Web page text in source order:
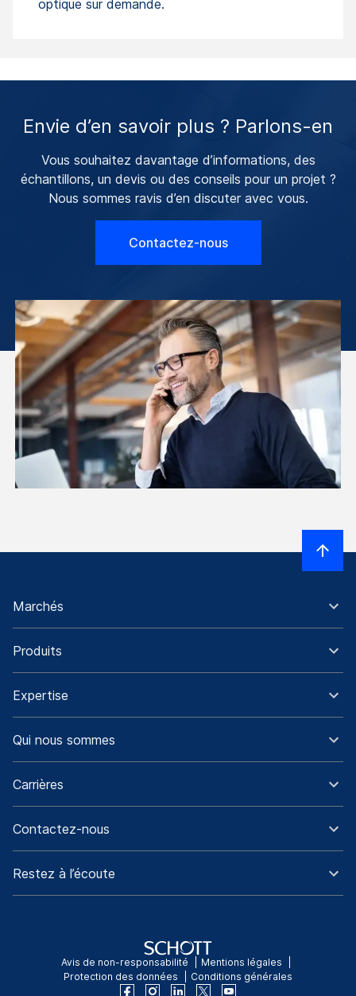
optique sur demande.
Envie d’en savoir plus ? Parlons-en
Vous souhaitez davantage d’informations, des
échantillons, un devis ou des conseils pour un projet ?
Nous sommes ravis d’en discuter avec vous.
Contactez-nous
Marchés
Produits
Expertise
Qui nous sommes
Carrières
Contactez-nous
Restez à l’écoute
Avis de non-responsabilité
Mentions légales
Protection des données
Conditions générales